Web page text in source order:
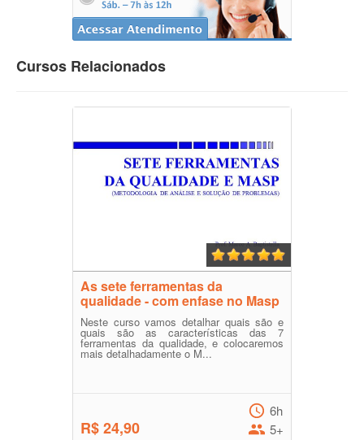
Cursos Relacionados
As sete ferramentas da
qualidade - com enfase no Masp
Neste curso vamos detalhar quais são e
quais são as características das 7
ferramentas da qualidade, e colocaremos
mais detalhadamente o M...
R$ 24,90
6h
5+